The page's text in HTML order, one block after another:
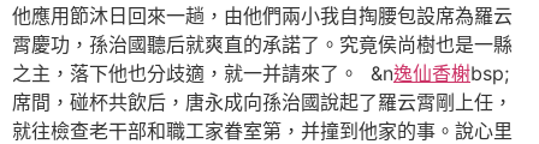
他應用節沐日回來一趟，由他們兩小我自掏腰包設席為羅云
霄慶功，孫治國聽后就爽直的承諾了。究竟侯尚樹也是一縣
之主，落下他也分歧適，就一并請來了。 &n逸仙香榭bsp;
席間，碰杯共飲后，唐永成向孫治國說起了羅云霄剛上任，
就往檢查老干部和職工家眷室第，并撞到他家的事。說心里